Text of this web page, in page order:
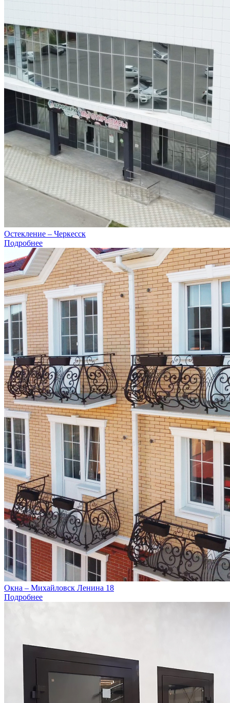
Остекление – Черкесск
Подробнее
Окна – Михайловск Ленина 18
Подробнее